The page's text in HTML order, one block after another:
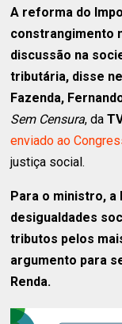
A reforma do
constrangimento
discussão na
tributária, disse
Fazenda,
Sem Censura, da
enviado ao
justiça social.
Para o ministro, a
desigualdades
tributos pelos
argumento para
Renda.